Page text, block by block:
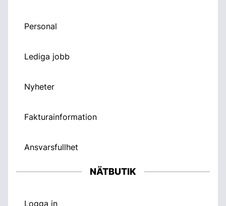
Personal
Lediga jobb
Nyheter
Fakturainformation
Ansvarsfullhet
NÄTBUTIK
Logga in